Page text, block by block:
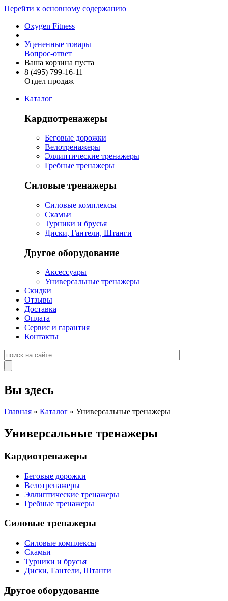
Перейти к основному содержанию
Oxygen Fitness
Уцененные товары
Вопрос-ответ
Ваша корзина пуста
8 (495) 799-16-11
Отдел продаж
Каталог
Кардиотренажеры
Беговые дорожки
Велотренажеры
Эллиптические тренажеры
Гребные тренажеры
Силовые тренажеры
Силовые комплексы
Скамьи
Турники и брусья
Диски, Гантели, Штанги
Другое оборудование
Аксессуары
Универсальные тренажеры
Скидки
Отзывы
Доставка
Оплата
Сервис и гарантия
Контакты
Вы здесь
Главная » Каталог » Универсальные тренажеры
Универсальные тренажеры
Кардиотренажеры
Беговые дорожки
Велотренажеры
Эллиптические тренажеры
Гребные тренажеры
Силовые тренажеры
Силовые комплексы
Скамьи
Турники и брусья
Диски, Гантели, Штанги
Другое оборудование